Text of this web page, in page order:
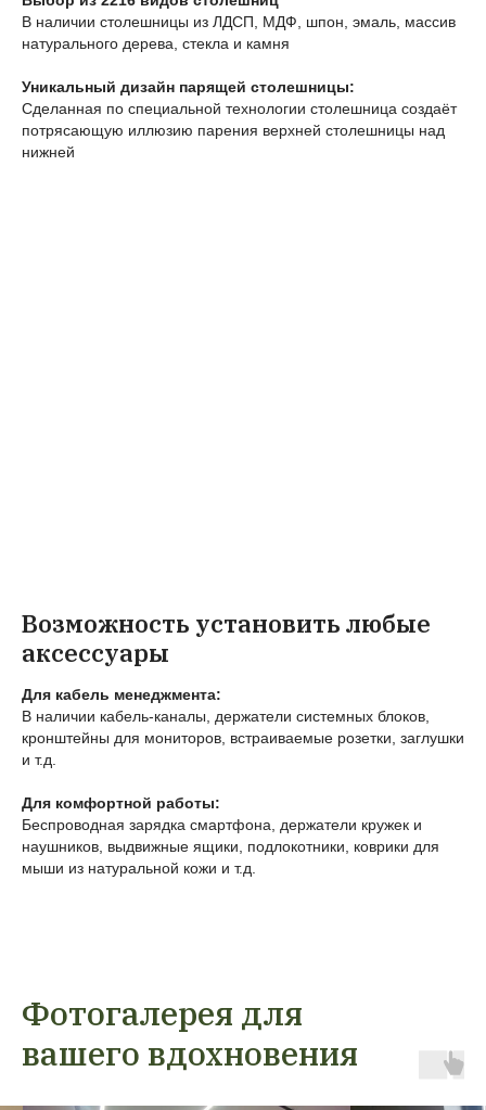
В наличии столешницы из ЛДСП, МДФ, шпон, эмаль, массив
натурального дерева, стекла и камня
Уникальный дизайн парящей столешницы:
Сделанная по специальной технологии столешница создаёт
потрясающую иллюзию парения верхней столешницы над
нижней
Возможность установить любые
аксессуары
Для кабель менеджмента:
В наличии кабель-каналы, держатели системных блоков,
кронштейны для мониторов, встраиваемые розетки, заглушки
и т.д.
Для комфортной работы:
Беспроводная зарядка смартфона, держатели кружек и
наушников, выдвижные ящики, подлокотники, коврики для
мыши из натуральной кожи и т.д.
Фотогалерея для
вашего вдохновения